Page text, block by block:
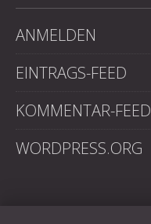
ANMELDEN
EINTRAGS-FEED
KOMMENTAR-FEED
WORDPRESS.ORG